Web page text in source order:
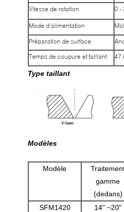
Vitesse de rotation 0 -
Mode d'alimentation
Préparation de surface
Temps de coupure et taillant
Type taillant
Modèles
Modèle
gamme
(dedans)
SFM1420 14" ~20"